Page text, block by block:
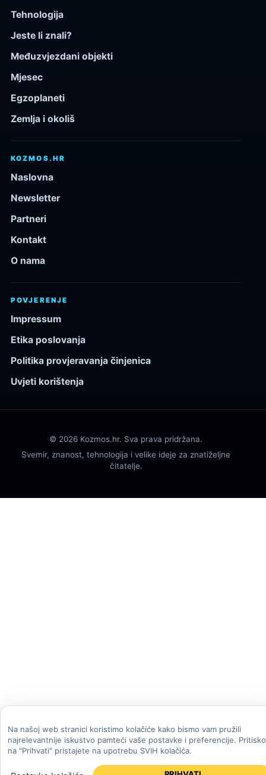
Tehnologija
Jeste li znali?
Međuzvjezdani objekti
Mjesec
Egzoplaneti
Zemlja i okoliš
KOZMOS.HR
Naslovna
Newsletter
Partneri
Kontakt
O nama
POVJERENJE
Impressum
Etika poslovanja
Politika provjeravanja činjenica
Uvjeti korištenja
© 2026 Kozmos.hr. Sva prava pridržana.
Svemir, znanost, tehnologija i velike ideje za znatiželjne
čitatelje.
Na našoj web stranici koristimo kolačiće kako bismo vam pružili
najrelevantnije iskustvo pamteći vaše postavke i preferencije.
na "Prihvati" pristajete na upotrebu SVIH kolačića.